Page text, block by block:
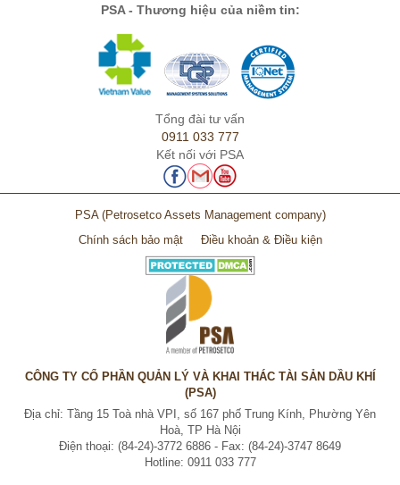
PSA - Thương hiệu của niềm tin:
Tổng đài tư vấn
0911 033 777
Kết nối với PSA
PSA (Petrosetco Assets Management company)
Chính sách bảo mật
Điều khoản & Điều kiện
CÔNG TY CỔ PHẦN QUẢN LÝ VÀ KHAI THÁC TÀI SẢN DẦU KHÍ
(PSA)
Địa chỉ: Tầng 15 Toà nhà VPI, số 167 phố Trung Kính, Phường Yên
Hoà, TP Hà Nội
Điện thoại: (84-24)-3772 6886 - Fax: (84-24)-3747 8649
Hotline: 0911 033 777